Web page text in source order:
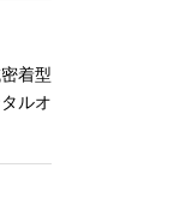
着型
ルオ